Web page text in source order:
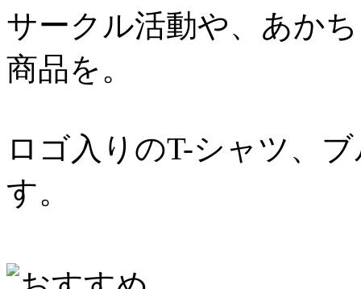
サークル活動や、あか
商品を。
ロゴ入りのT-シャツ、
す。